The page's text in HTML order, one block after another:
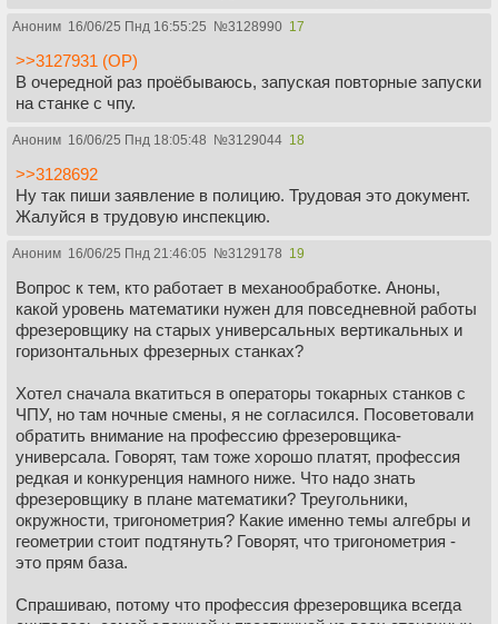
Аноним 16/06/25 Пнд 16:55:25 №3128990 17
>>3127931 (OP)
В очередной раз проёбываюсь, запуская повторные запуски
на станке с чпу.
Аноним 16/06/25 Пнд 18:05:48 №3129044 18
>>3128692
Ну так пиши заявление в полицию. Трудовая это документ.
Жалуйся в трудовую инспекцию.
Аноним 16/06/25 Пнд 21:46:05 №3129178 19
Вопрос к тем, кто работает в механообработке. Аноны,
какой уровень математики нужен для повседневной работы
фрезеровщику на старых универсальных вертикальных и
горизонтальных фрезерных станках?
Хотел сначала вкатиться в операторы токарных станков с
ЧПУ, но там ночные смены, я не согласился. Посоветовали
обратить внимание на профессию фрезеровщика-
универсала. Говорят, там тоже хорошо платят, профессия
редкая и конкуренция намного ниже. Что надо знать
фрезеровщику в плане математики? Треугольники,
окружности, тригонометрия? Какие именно темы алгебры и
геометрии стоит подтянуть? Говорят, что тригонометрия -
это прям база.
Спрашиваю, потому что профессия фрезеровщика всегда